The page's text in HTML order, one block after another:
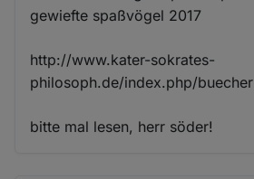
gewiefte spaßvögel 2017
http://www.kater-sokrates-
philosoph.de/index.php/buecher
bitte mal lesen, herr söder!